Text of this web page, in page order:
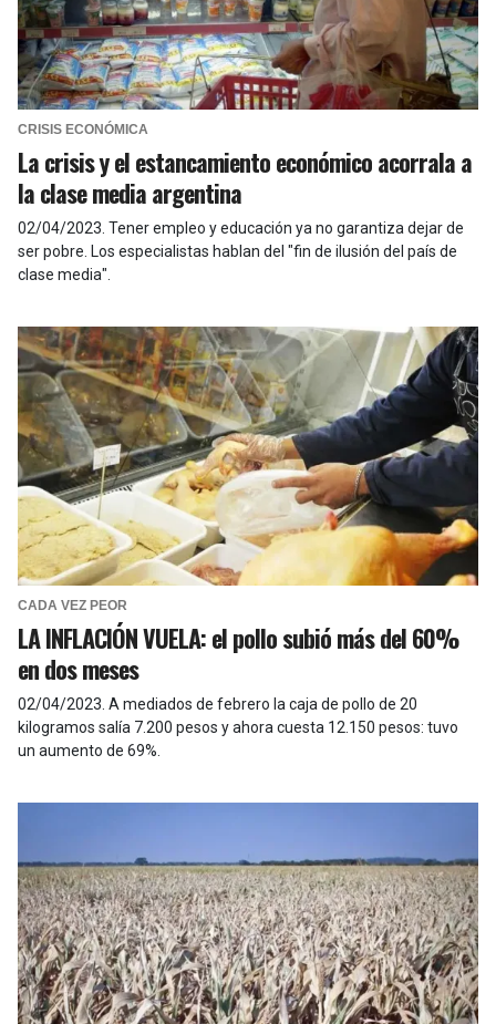
CRISIS ECONÓMICA
La crisis y el estancamiento económico acorrala a
la clase media argentina
02/04/2023 Tener empleo y educación ya no garantiza dejar de
ser pobre. Los especialistas hablan del "fin de ilusión del país de
clase media".
CADA VEZ PEOR
LA INFLACIÓN VUELA: el pollo subió más del 60%
en dos meses
02/04/2023 A mediados de febrero la caja de pollo de 20
kilogramos salía 7.200 pesos y ahora cuesta 12.150 pesos: tuvo
un aumento de 69%.